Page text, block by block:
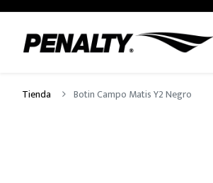
Tienda Botin Campo Matis Y2 Negro